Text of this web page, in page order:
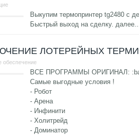
Выкупим термопринтер tg2480 с
Быстрый выход на сделку.
ЛОТЕРЕЙНЫХ
обеспечение
ВСЕ ПРОГРАММЫ ОРИГИНАЛ:
Самые выгодные условия !
- Робот
- Арена
- Инфинити
- Холитрейд
- Доминатор